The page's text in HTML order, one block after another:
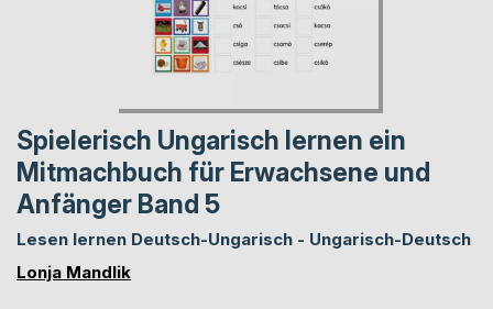
Spielerisch Ungarisch lernen ein
Mitmachbuch für Erwachsene und
Anfänger Band 5
Lesen lernen Deutsch-Ungarisch - Ungarisch-Deutsch
Lonja Mandlik